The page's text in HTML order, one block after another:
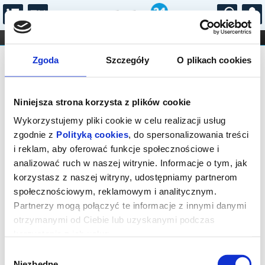
Zgoda Szczegóły O plikach cookies
Niniejsza strona korzysta z plików cookie
Wykorzystujemy pliki cookie w celu realizacji usług
zgodnie z Polityką cookies, do spersonalizowania treści
i reklam, aby oferować funkcje społecznościowe i
analizować ruch w naszej witrynie. Informacje o tym, jak
korzystasz z naszej witryny, udostępniamy partnerom
społecznościowym, reklamowym i analitycznym.
Partnerzy mogą połączyć te informacje z innymi danymi
otrzymanymi od Ciebie lub uzyskanymi podczas
...
FILHARMONIA OPERA I BALET
STAND-UP
DLA DZIECI
Bilety na: MATKA
Warszawa, Marszałkowska 56
10.10.2026, g. 19:00 (sobota)
cena - od 77,00 pln
Organizator: Fundacja Krystyny Jandy Na Rzecz